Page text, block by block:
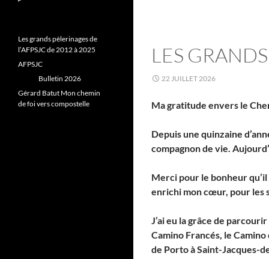
LES
22 JUILLET 2026
Ma gratitude envers le
Depuis une quinzaine
compagnon de vie.
Merci pour le bonheur
enrichi mon cœur, pour les
J’ai eu la grâce de
Camino Francés, le
de Porto à Saint-Jacques-
Les grands pèlerinages de
l’AFPSJC de 2012 à 2025
AFPSJC
Bulletin 2026
Gérard Batut Mon chemin
de foi vers compostelle